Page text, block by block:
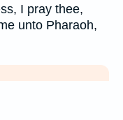
I pray thee,
unto Pharaoh,